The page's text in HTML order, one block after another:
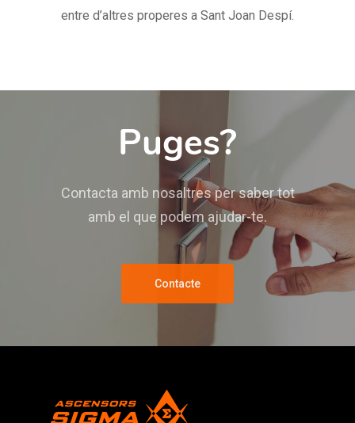
entre d’altres properes a Sant Joan Despí.
Puges?
Contacta amb nosaltres per saber tot
amb el que podem ajudar-te.
Contacte